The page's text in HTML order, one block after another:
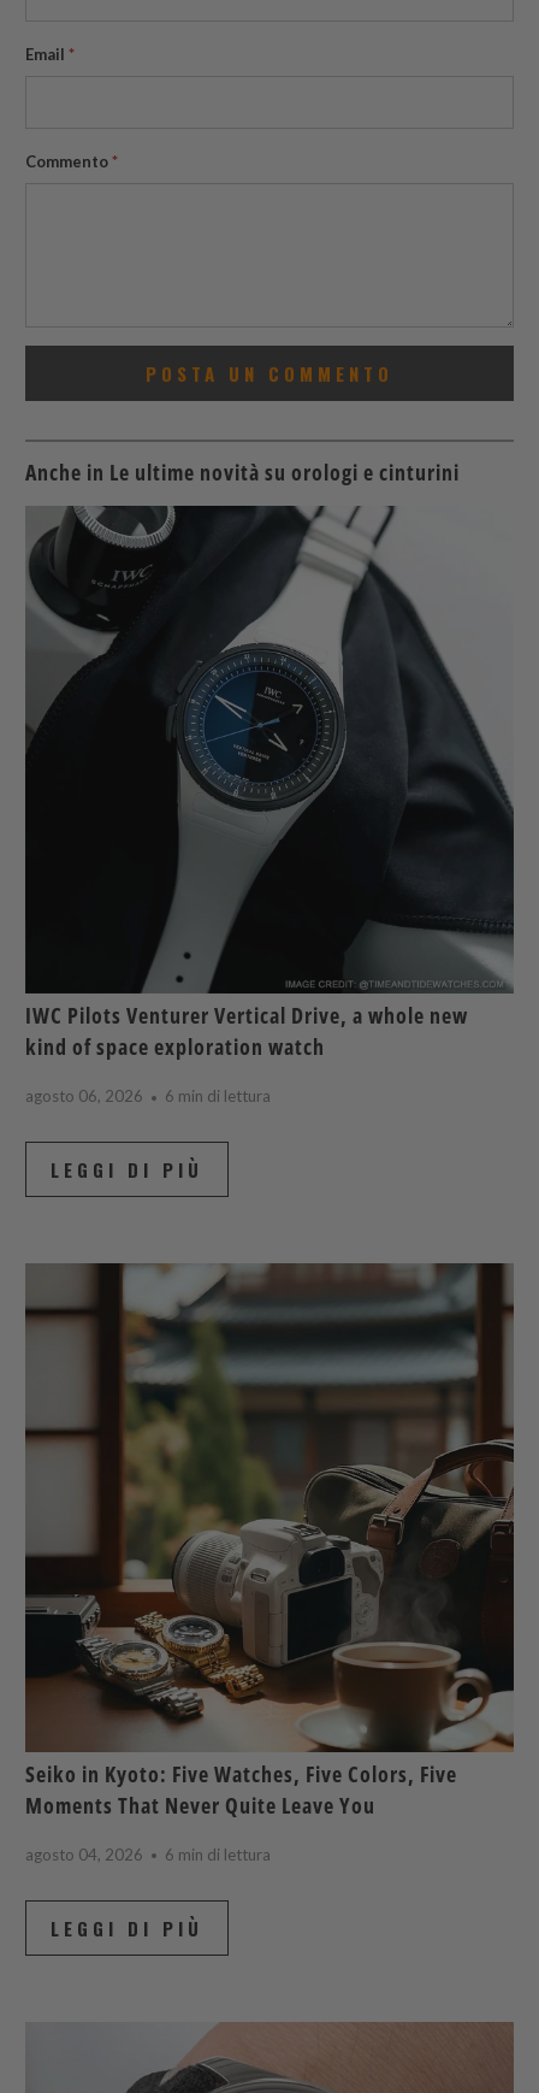
Email *
Commento *
Anche in Le ultime novità su orologi e cinturini
IWC Pilots Venturer Vertical Drive, a whole new
kind of space exploration watch
agosto 06, 2026 6 min di lettura
LEGGI DI PIÙ
Seiko in Kyoto: Five Watches, Five Colors, Five
Moments That Never Quite Leave You
agosto 04, 2026 6 min di lettura
LEGGI DI PIÙ